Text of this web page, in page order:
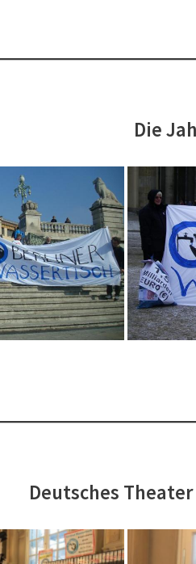
Die
Deutsches